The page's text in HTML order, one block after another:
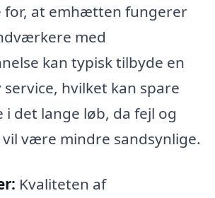
for, at emhætten fungerer
med
kan typisk tilbyde en
hvilket kan spare
i det lange løb, da fejl og
være mindre sandsynlige.
Kvaliteten af